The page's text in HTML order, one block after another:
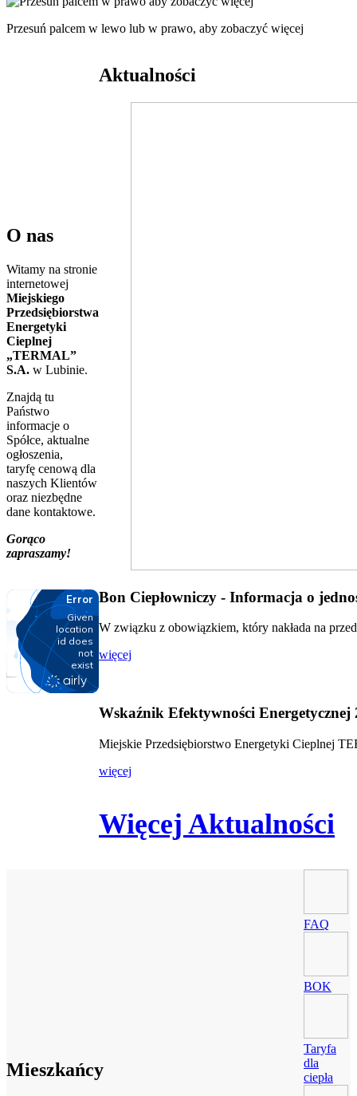
Przesuń palcem w lewo lub w prawo, aby zobaczyć więcej
O nas
Witamy na stronie
internetowej
Miejskiego
Przedsiębiorstwa
Energetyki
Cieplnej
„TERMAL”
S.A. w Lubinie.
Znajdą tu
Państwo
informacje o
Spółce, aktualne
ogłoszenia,
taryfę cenową dla
naszych Klientów
oraz niezbędne
dane kontaktowe.
Gorąco
zapraszamy!
Aktualności
Bon Ciepłowniczy - Informacja o
W związku z obowiązkiem, który nakłada na
więcej
Wskaźnik Efektywności Energetycznej
Miejskie Przedsiębiorstwo Energetyki Cieplnej
więcej
Więcej Aktualności
Mieszkańcy
FAQ
BOK
Taryfa
dla
ciepła